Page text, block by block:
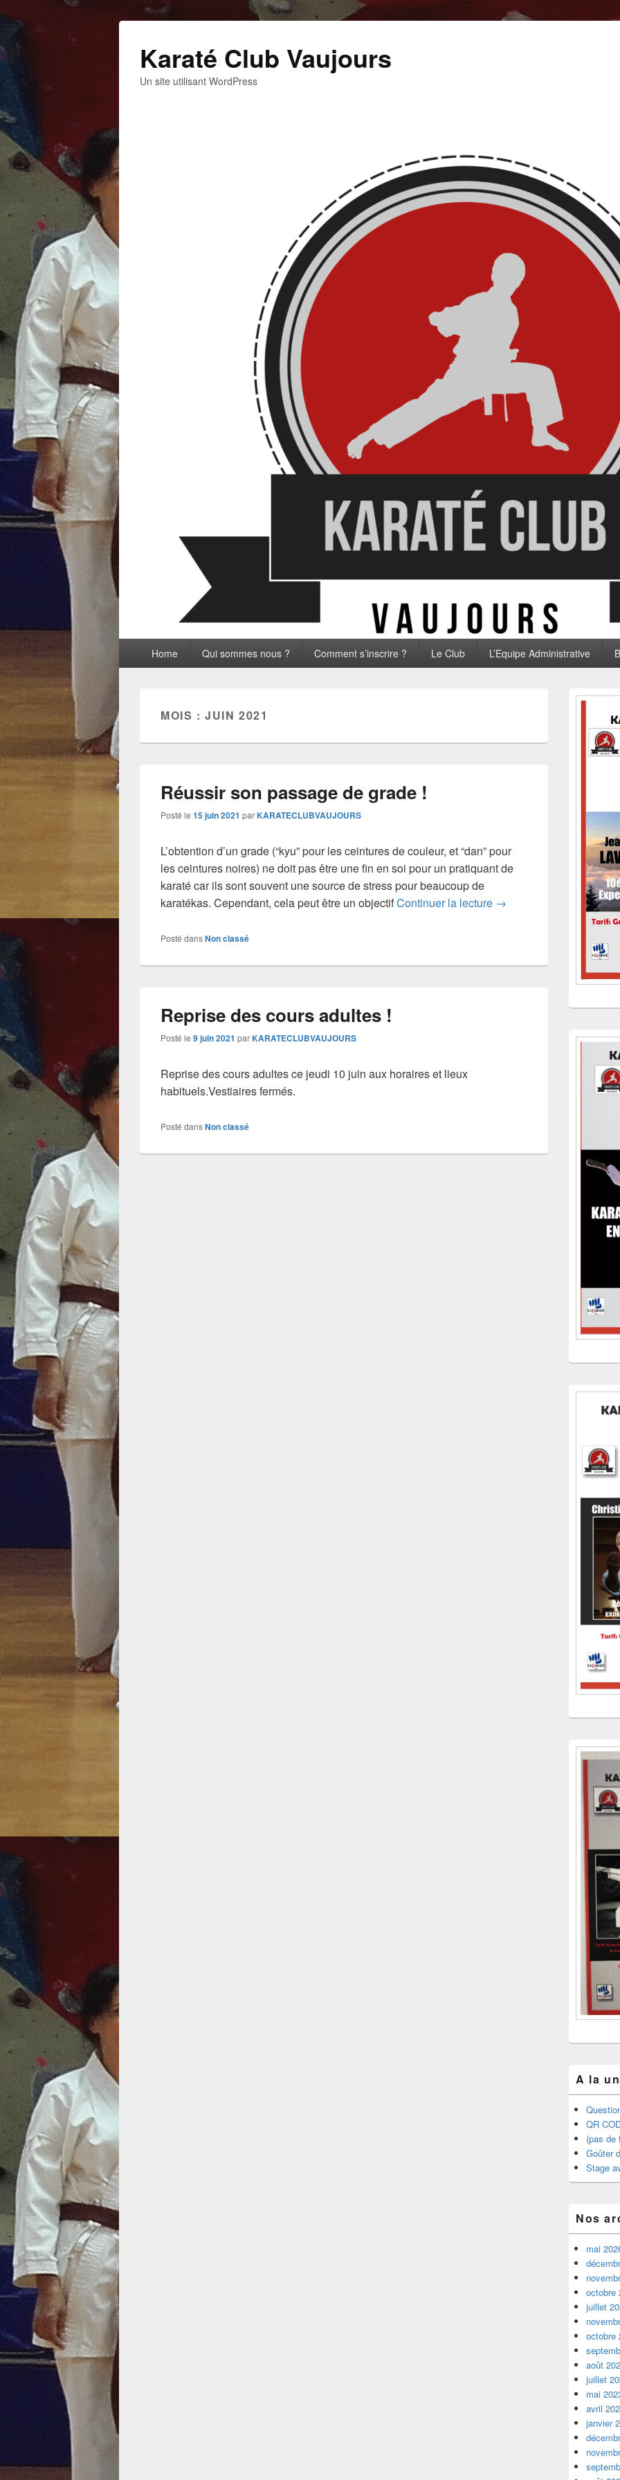
Karaté Club Vaujours
Un site utilisant WordPress
principalHome Qui sommes nous ? Comment s’inscrire ? Le Club L’Equipe Administrative
MOIS :JUIN 2021
Réussir son passage de grade !
Posté le 15 juin 2021 parKARATECLUBVAUJOURS
L’obtention d’un grade (“kyu” pour les ceintures de couleur, et “dan” pour
les ceintures noires) ne doit pas être une fin en soi pour un pratiquant de
karaté car ils sont souvent une source de stress pour beaucoup de
karatékas. Cependant, cela peut être un objectifContinuer la lecture Réussir son passage de
→
Posté dansNon classé
Reprise des cours adultes !
Posté le 9 juin 2021 parKARATECLUBVAUJOURS
Reprise des cours adultes ce jeudi 10 juin aux horaires et lieux
habituels.Vestiaires fermés.
Posté dansNon classé
Zone
widget
A la
QR
(pas de
Goûter
Stage
Nos
mai
octobre
juillet
octobre
août
juillet
mai
avril
janvier